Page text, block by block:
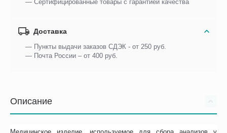
— Сертифицированные товары с гарантией качества
Доставка
— Пункты выдачи заказов СДЭК - от 250 руб.
— Почта России – от 400 руб.
Описание